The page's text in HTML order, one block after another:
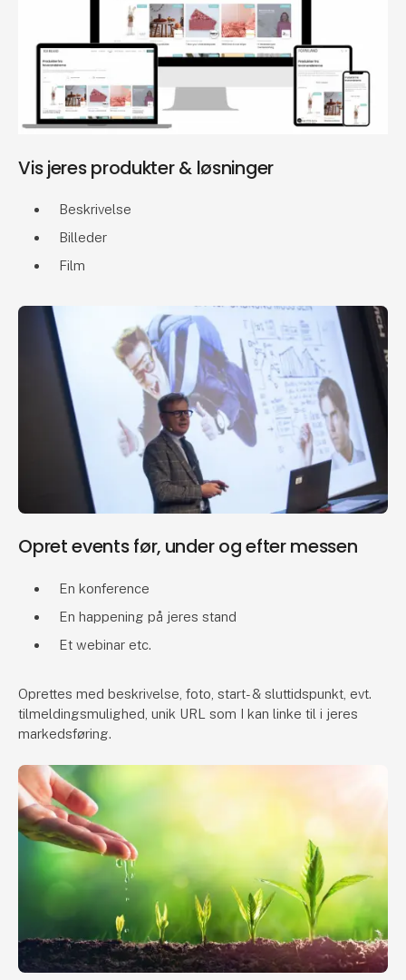
Vis jeres produkter & løsninger
Beskrivelse
Billeder
Film
Opret events før, under og efter messen
En konference
En happening på jeres stand
Et webinar etc.
Oprettes med beskrivelse, foto, start- & sluttidspunkt, evt.
tilmeldingsmulighed, unik URL som I kan linke til i jeres
markedsføring.